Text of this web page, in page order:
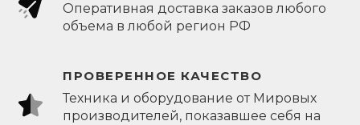
Оперативная доставка заказов любого
объема в любой регион РФ
ПРОВЕРЕННОЕ КАЧЕСТВО
Техника и оборудование от Мировых
производителей, показавшее себя на